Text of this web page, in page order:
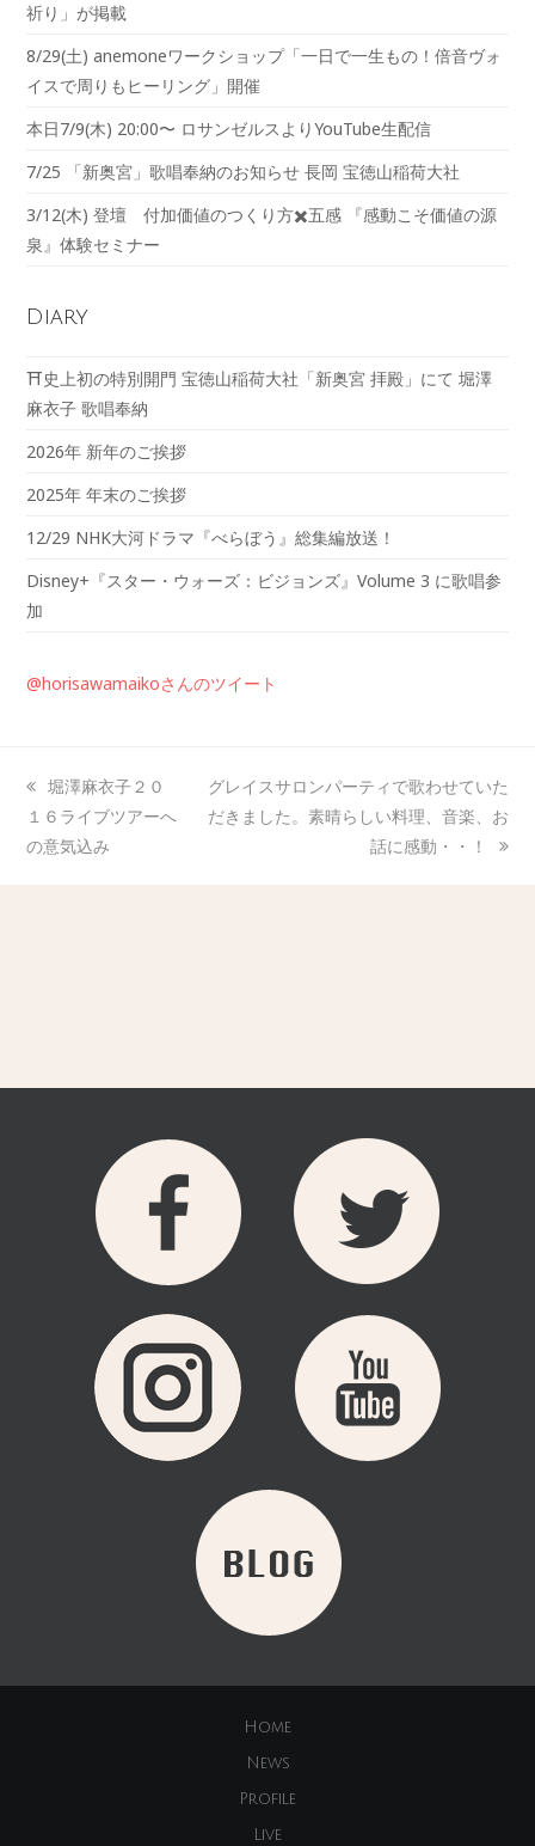
祈り」が掲載
8/29(土) anemoneワークショップ「一日で一生もの！倍音ヴォ
イスで周りもヒーリング」開催
本日7/9(木) 20:00〜 ロサンゼルスよりYouTube生配信
7/25 「新奥宮」歌唱奉納のお知らせ 長岡 宝徳山稲荷大社
3/12(木) 登壇 付加価値のつくり方✖️五感 『感動こそ価値の源
泉』体験セミナー
Diary
⛩️史上初の特別開門 宝徳山稲荷大社「新奥宮 拝殿」にて 堀澤
麻衣子 歌唱奉納
2026年 新年のご挨拶
2025年 年末のご挨拶
12/29 NHK大河ドラマ『べらぼう』総集編放送！
Disney+『スター・ウォーズ：ビジョンズ』Volume 3 に歌唱参
加
@horisawamaikoさんのツイート
堀澤麻衣子２０
１６ライブツアーへ
の意気込み
グレイスサロンパーティで歌わせていた
だきました。素晴らしい料理、音楽、お
話に感動・・！
Home
News
Profile
Live